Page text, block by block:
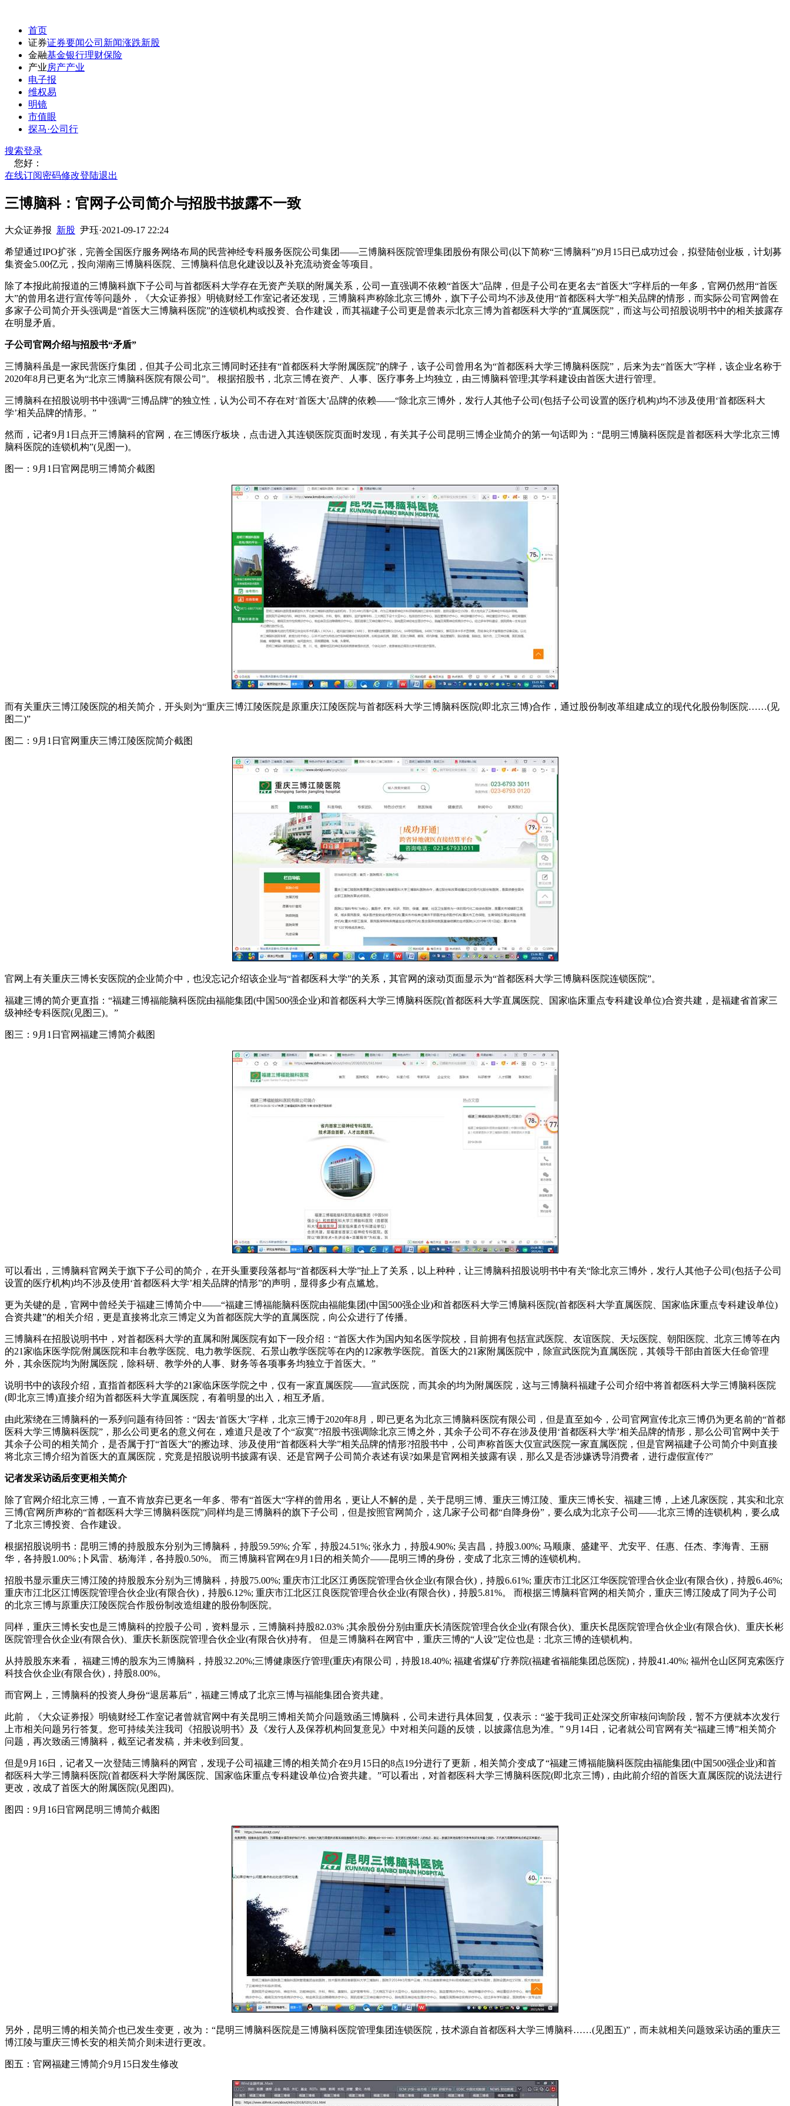
首页
证券证券要闻公司新闻涨跌新股
金融基金银行理财保险
产业房产产业
电子报
维权易
明镜
市值眼
探马·公司行
搜索登录
您好：
在线订阅密码修改登陆退出
三博脑科：官网子公司简介与招股书披露不一致
大众证券报 新股 尹珏·2021-09-17 22:24
希望通过IPO扩张，完善全国医疗服务网络布局的民营神经专科服务医院公司集团——三博脑科医院管理集团股份有限公司(以下简称“三博脑科”)9月15日已成功过会，拟登陆创业板，计划募
集资金5.00亿元，投向湖南三博脑科医院、三博脑科信息化建设以及补充流动资金等项目。
除了本报此前报道的三博脑科旗下子公司与首都医科大学存在无资产关联的附属关系，公司一直强调不依赖“首医大”品牌，但是子公司在更名去“首医大”字样后的一年多，官网仍然用“首医
大”的曾用名进行宣传等问题外，《大众证券报》明镜财经工作室记者还发现，三博脑科声称除北京三博外，旗下子公司均不涉及使用“首都医科大学”相关品牌的情形，而实际公司官网曾在
多家子公司简介开头强调是“首医大三博脑科医院”的连锁机构或投资、合作建设，而其福建子公司更是曾表示北京三博为首都医科大学的“直属医院”，而这与公司招股说明书中的相关披露存
在明显矛盾。
子公司官网介绍与招股书“矛盾”
三博脑科虽是一家民营医疗集团，但其子公司北京三博同时还挂有“首都医科大学附属医院”的牌子，该子公司曾用名为“首都医科大学三博脑科医院”，后来为去“首医大”字样，该企业名称于
2020年8月已更名为“北京三博脑科医院有限公司”。 根据招股书，北京三博在资产、人事、医疗事务上均独立，由三博脑科管理;其学科建设由首医大进行管理。
三博脑科在招股说明书中强调“三博品牌”的独立性，认为公司不存在对‘首医大’品牌的依赖——“除北京三博外，发行人其他子公司(包括子公司设置的医疗机构)均不涉及使用‘首都医科大
学’相关品牌的情形。”
然而，记者9月1日点开三博脑科的官网，在三博医疗板块，点击进入其连锁医院页面时发现，有关其子公司昆明三博企业简介的第一句话即为：“昆明三博脑科医院是首都医科大学北京三博
脑科医院的连锁机构”(见图一)。
图一：9月1日官网昆明三博简介截图
而有关重庆三博江陵医院的相关简介，开头则为“重庆三博江陵医院是原重庆江陵医院与首都医科大学三博脑科医院(即北京三博)合作，通过股份制改革组建成立的现代化股份制医院……(见
图二)”
图二：9月1日官网重庆三博江陵医院简介截图
官网上有关重庆三博长安医院的企业简介中，也没忘记介绍该企业与“首都医科大学”的关系，其官网的滚动页面显示为“首都医科大学三博脑科医院连锁医院”。
福建三博的简介更直指：“福建三博福能脑科医院由福能集团(中国500强企业)和首都医科大学三博脑科医院(首都医科大学直属医院、国家临床重点专科建设单位)合资共建，是福建省首家三
级神经专科医院(见图三)。”
图三：9月1日官网福建三博简介截图
可以看出，三博脑科官网关于旗下子公司的简介，在开头重要段落都与“首都医科大学”扯上了关系，以上种种，让三博脑科招股说明书中有关“除北京三博外，发行人其他子公司(包括子公司
设置的医疗机构)均不涉及使用‘首都医科大学’相关品牌的情形”的声明，显得多少有点尴尬。
更为关键的是，官网中曾经关于福建三博简介中——“福建三博福能脑科医院由福能集团(中国500强企业)和首都医科大学三博脑科医院(首都医科大学直属医院、国家临床重点专科建设单位)
合资共建”的相关介绍，更是直接将北京三博定义为首都医院大学的直属医院，向公众进行了传播。
三博脑科在招股说明书中，对首都医科大学的直属和附属医院有如下一段介绍：“首医大作为国内知名医学院校，目前拥有包括宣武医院、友谊医院、天坛医院、朝阳医院、北京三博等在内
的21家临床医学院/附属医院和丰台教学医院、电力教学医院、石景山教学医院等在内的12家教学医院。首医大的21家附属医院中，除宣武医院为直属医院，其领导干部由首医大任命管理
外，其余医院均为附属医院，除科研、教学外的人事、财务等各项事务均独立于首医大。”
说明书中的该段介绍，直指首都医科大学的21家临床医学院之中，仅有一家直属医院——宣武医院，而其余的均为附属医院，这与三博脑科福建子公司介绍中将首都医科大学三博脑科医院
(即北京三博)直接介绍为首都医科大学直属医院，有着明显的出入，相互矛盾。
由此萦绕在三博脑科的一系列问题有待回答：“因去‘首医大’字样，北京三博于2020年8月，即已更名为北京三博脑科医院有限公司，但是直至如今，公司官网宣传北京三博仍为更名前的“首都
医科大学三博脑科医院”，那么公司更名的意义何在，难道只是改了个“寂寞”?招股书强调除北京三博之外，其余子公司不存在涉及使用‘首都医科大学’相关品牌的情形，那么公司官网中关于
其余子公司的相关简介，是否属于打“首医大”的擦边球、涉及使用“首都医科大学”相关品牌的情形?招股书中，公司声称首医大仅宣武医院一家直属医院，但是官网福建子公司简介中则直接
将北京三博介绍为首医大的直属医院，究竟是招股说明书披露有误、还是官网子公司简介表述有误?如果是官网相关披露有误，那么又是否涉嫌诱导消费者，进行虚假宣传?”
记者发采访函后变更相关简介
除了官网介绍北京三博，一直不肯放弃已更名一年多、带有“首医大“字样的曾用名，更让人不解的是，关于昆明三博、重庆三博江陵、重庆三博长安、福建三博，上述几家医院，其实和北京
三博(官网所声称的“首都医科大学三博脑科医院”)同样均是三博脑科的旗下子公司，但是按照官网简介，这几家子公司都“自降身份”，要么成为北京子公司——北京三博的连锁机构，要么成
了北京三博投资、合作建设。
根据招股说明书：昆明三博的持股股东分别为三博脑科，持股59.59%; 介军，持股24.51%; 张永力，持股4.90%; 吴吉昌，持股3.00%; 马顺康、盛建平、尤安平、任惠、任杰、李海青、王丽
华，各持股1.00% ;卜风雷、杨海洋，各持股0.50%。 而三博脑科官网在9月1日的相关简介——昆明三博的身份，变成了北京三博的连锁机构。
招股书显示重庆三博江陵的持股股东分别为三博脑科，持股75.00%; 重庆市江北区江勇医院管理合伙企业(有限合伙)，持股6.61%; 重庆市江北区江华医院管理合伙企业(有限合伙)，持股6.46%;
重庆市江北区江博医院管理合伙企业(有限合伙)，持股6.12%; 重庆市江北区江良医院管理合伙企业(有限合伙)，持股5.81%。 而根据三博脑科官网的相关简介，重庆三博江陵成了同为子公司
的北京三博与原重庆江陵医院合作股份制改造组建的股份制医院。
同样，重庆三博长安也是三博脑科的控股子公司，资料显示，三博脑科持股82.03% ;其余股份分别由重庆长清医院管理合伙企业(有限合伙)、重庆长昆医院管理合伙企业(有限合伙)、重庆长彬
医院管理合伙企业(有限合伙)、重庆长新医院管理合伙企业(有限合伙)持有。 但是三博脑科在网官中，重庆三博的“人设”定位也是：北京三博的连锁机构。
从持股股东来看， 福建三博的股东为三博脑科，持股32.20%;三博健康医疗管理(重庆)有限公司，持股18.40%; 福建省煤矿疗养院(福建省福能集团总医院)，持股41.40%; 福州仓山区阿克索医疗
科技合伙企业(有限合伙)，持股8.00%。
而官网上，三博脑科的投资人身份“退居幕后”，福建三博成了北京三博与福能集团合资共建。
此前，《大众证券报》明镜财经工作室记者曾就官网中有关昆明三博相关简介问题致函三博脑科，公司未进行具体回复，仅表示：“鉴于我司正处深交所审核问询阶段，暂不方便就本次发行
上市相关问题另行答复。您可持续关注我司《招股说明书》及《发行人及保荐机构回复意见》中对相关问题的反馈，以披露信息为准。” 9月14日，记者就公司官网有关“福建三博”相关简介
问题，再次致函三博脑科，截至记者发稿，并未收到回复。
但是9月16日，记者又一次登陆三博脑科的网官，发现子公司福建三博的相关简介在9月15日的8点19分进行了更新，相关简介变成了“福建三博福能脑科医院由福能集团(中国500强企业)和首
都医科大学三博脑科医院(首都医科大学附属医院、国家临床重点专科建设单位)合资共建。”可以看出，对首都医科大学三博脑科医院(即北京三博)，由此前介绍的首医大直属医院的说法进行
更改，改成了首医大的附属医院(见图四)。
图四：9月16日官网昆明三博简介截图
另外，昆明三博的相关简介也已发生变更，改为：“昆明三博脑科医院是三博脑科医院管理集团连锁医院，技术源自首都医科大学三博脑科……(见图五)”，而未就相关问题致采访函的重庆三
博江陵与重庆三博长安的相关简介则未进行更改。
图五：官网福建三博简介9月15日发生修改